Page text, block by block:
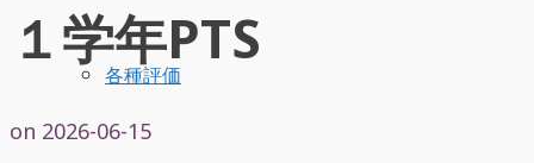
各種評価
１学年PTS
on 2026-06-15